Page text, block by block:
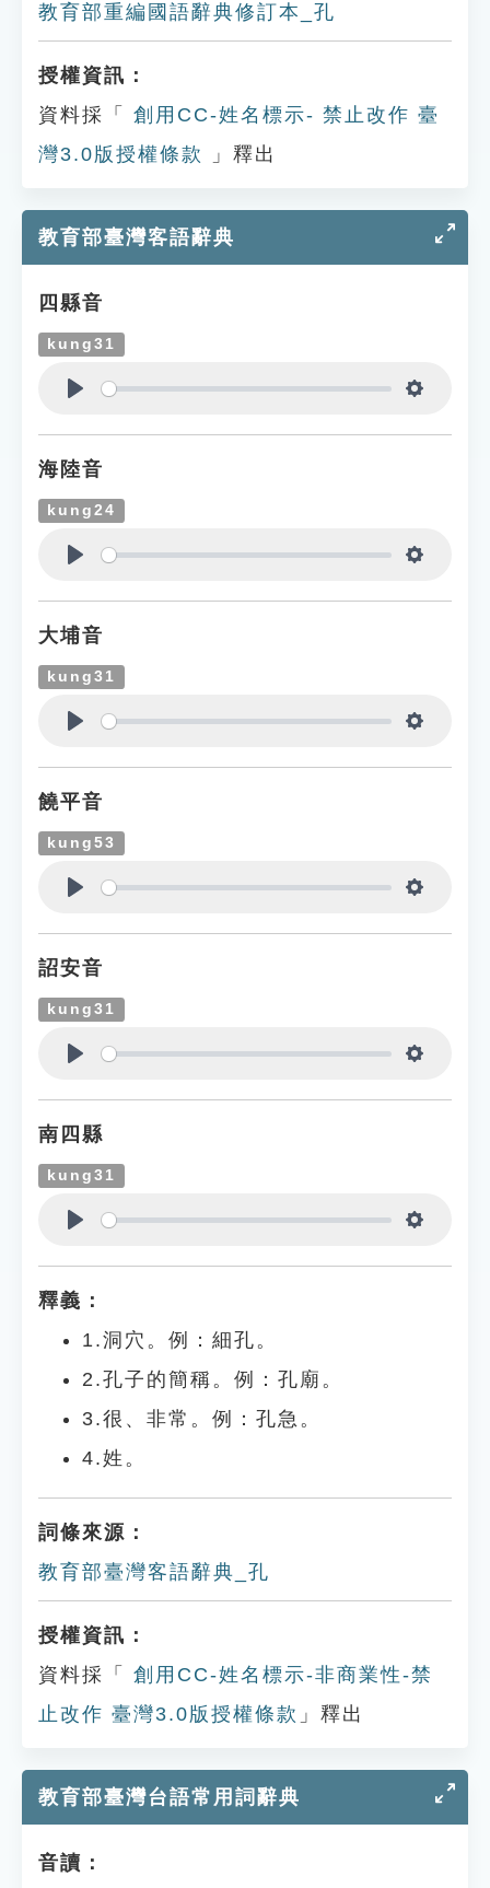
教育部重編國語辭典修訂本_孔
授權資訊：
資料採「
創用CC-姓名標示- 禁止改作 臺
灣3.0版授權條款
」釋出
教育部臺灣客語辭典
四縣音
kung31
海陸音
kung24
大埔音
kung31
饒平音
kung53
詔安音
kung31
南四縣
kung31
釋義：
1.洞穴。例：細孔。
2.孔子的簡稱。例：孔廟。
3.很、非常。例：孔急。
4.姓。
詞條來源：
教育部臺灣客語辭典_孔
授權資訊：
資料採「
創用CC-姓名標示-非商業性-禁
止改作 臺灣3.0版授權條款 」釋出
教育部臺灣台語常用詞辭典
音讀：